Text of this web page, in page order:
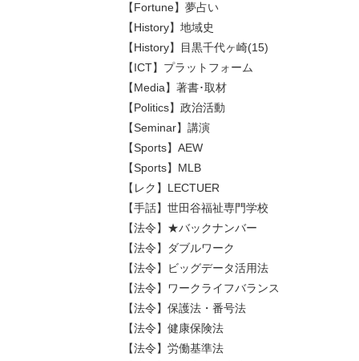
【Fortune】夢占い
【History】地域史
【History】目黒千代ヶ崎(15)
【ICT】プラットフォーム
【Media】著書･取材
【Politics】政治活動
【Seminar】講演
【Sports】AEW
【Sports】MLB
【レク】LECTUER
【手話】世田谷福祉専門学校
【法令】★バックナンバー
【法令】ダブルワーク
【法令】ビッグデータ活用法
【法令】ワークライフバランス
【法令】保護法・番号法
【法令】健康保険法
【法令】労働基準法